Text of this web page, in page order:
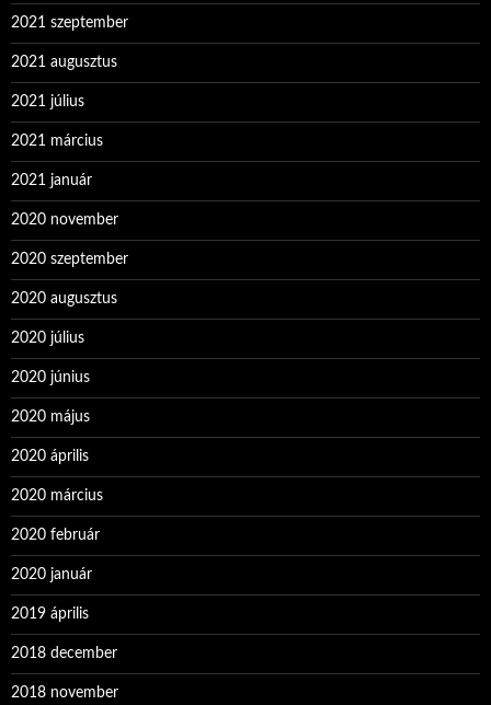
2021 szeptember
2021 augusztus
2021 július
2021 március
2021 január
2020 november
2020 szeptember
2020 augusztus
2020 július
2020 június
2020 május
2020 április
2020 március
2020 február
2020 január
2019 április
2018 december
2018 november